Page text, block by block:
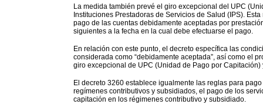
La medida también prevé el giro excepcional del UPC
Instituciones Prestadoras de Servicios de Salud (IPS).
pago de las cuentas debidamente aceptadas por
siguientes a la fecha en la cual debe efectuarse el pago.
En relación con este punto, el decreto específica las
considerada como “debidamente aceptada”, así como el
giro excepcional de UPC (Unidad de Pago por Capitación)
El decreto 3260 establece igualmente las reglas para
regímenes contributivos y subsidiados, el pago de los
capitación en los régimenes contributivo y subsidiado.